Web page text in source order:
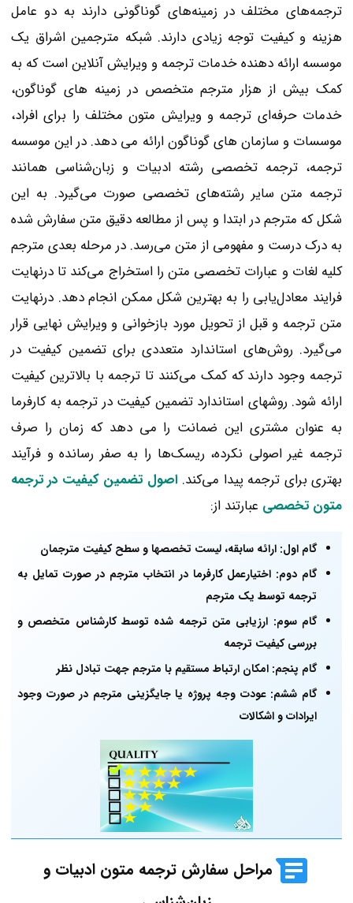
ترجمه‌های مختلف در زمینه‌های گوناگونی دارند به دو عامل
هزینه و کیفیت توجه زیادی دارند. شبکه مترجمین اشراق یک
موسسه ارائه دهنده خدمات ترجمه و ویرایش آنلاین است که به
کمک بیش از هزار مترجم متخصص در زمینه های گوناگون،
خدمات حرفه‌ای ترجمه و ویرایش متون مختلف را برای افراد،
موسسات و سازمان های گوناگون ارائه می دهد. در این موسسه
ترجمه، ترجمه تخصصی رشته ادبیات و زبان‌شناسی همانند
ترجمه متن سایر رشته‌های تخصصی صورت می‌گیرد. به این
شکل که مترجم در ابتدا و پس از مطالعه دقیق متن سفارش شده
به درک درست و مفهومی از متن می‌رسد. در مرحله بعدی مترجم
کلیه لغات و عبارات تخصصی متن را استخراج می‌کند تا درنهایت
فرایند معادل‌یابی را به بهترین شکل ممکن انجام دهد. درنهایت
متن ترجمه و قبل از تحویل مورد بازخوانی و ویرایش نهایی قرار
می‌گیرد. روش‌های استاندارد متعددی برای تضمین کیفیت در
ترجمه وجود دارند که کمک می‌کنند تا ترجمه با بالاترین کیفیت
ارائه شود. روشهای استاندارد تضمین کیفیت در ترجمه به کارفرما
به عنوان مشتری این ضمانت را می دهد که زمان را صرف
ترجمه غیر اصولی نکرده، ریسک‌ها را به صفر رسانده و فرآیند
بهتری برای ترجمه پیدا می‌کند. اصول تضمین کیفیت در ترجمه
متون تخصصی عبارتند از:
گام اول: ارائه سابقه، لیست تخصصها و سطح کیفیت مترجمان
گام دوم: اختیارعمل کارفرما در انتخاب مترجم در صورت تمایل به
ترجمه توسط یک مترجم
گام سوم: ارزیابی متن ترجمه شده توسط کارشناس متخصص و
بررسی کیفیت ترجمه
گام پنجم: امکان ارتباط مستقیم با مترجم جهت تبادل نظر
گام ششم: عودت وجه پروژه یا جایگزینی مترجم در صورت وجود
ایرادات و اشکالات
مراحل سفارش ترجمه متون ادبیات و